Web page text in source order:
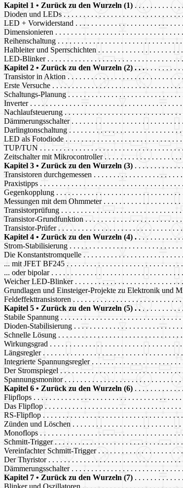
Kapitel 1 • Zurück zu den Wurzeln (1) . . . . . . . . . . . .
Dioden und LEDs . . . . . . . . . . . . . . . . . . . . . . . . . . . . . .
LED + Vorwiderstand . . . . . . . . . . . . . . . . . . . . . . . . . . .
Dimensionieren . . . . . . . . . . . . . . . . . . . . . . . . . . . . . . . .
Reihenschaltung . . . . . . . . . . . . . . . . . . . . . . . . . . . . . . .
Halbleiter und Sperrschichten . . . . . . . . . . . . . . . . . . . . .
LED-Blinker . . . . . . . . . . . . . . . . . . . . . . . . . . . . . . . . . .
Kapitel 2 • Zurück zu den Wurzeln (2) . . . . . . . . . . . .
Transistor in Aktion . . . . . . . . . . . . . . . . . . . . . . . . . . . . .
Erste Versuche . . . . . . . . . . . . . . . . . . . . . . . . . . . . . . . .
Schaltungs-Planung . . . . . . . . . . . . . . . . . . . . . . . . . . . .
Inverter . . . . . . . . . . . . . . . . . . . . . . . . . . . . . . . . . . . . . .
Nachlaufsteuerung . . . . . . . . . . . . . . . . . . . . . . . . . . . . .
Dämmerungsschalter . . . . . . . . . . . . . . . . . . . . . . . . . . .
Darlingtonschaltung . . . . . . . . . . . . . . . . . . . . . . . . . . . .
LED als Fotodiode . . . . . . . . . . . . . . . . . . . . . . . . . . . . .
TUP/TUN . . . . . . . . . . . . . . . . . . . . . . . . . . . . . . . . . . . .
Zeitschalter mit Mikrocontroller . . . . . . . . . . . . . . . . . . .
Kapitel 3 • Zurück zu den Wurzeln (3) . . . . . . . . . . . .
Transistoren durchgemessen . . . . . . . . . . . . . . . . . . . . .
Praxistipps . . . . . . . . . . . . . . . . . . . . . . . . . . . . . . . . . . .
Gegenkopplung . . . . . . . . . . . . . . . . . . . . . . . . . . . . . . .
Messungen mit dem Ohmmeter . . . . . . . . . . . . . . . . . . .
Transistorprüfung . . . . . . . . . . . . . . . . . . . . . . . . . . . . . .
Transistor-Grundfunktion . . . . . . . . . . . . . . . . . . . . . . . .
Transistor-Prüfer . . . . . . . . . . . . . . . . . . . . . . . . . . . . . . .
Kapitel 4 • Zurück zu den Wurzeln (4) . . . . . . . . . . . .
Strom-Stabilisierung . . . . . . . . . . . . . . . . . . . . . . . . . . . .
Die Konstantstromquelle . . . . . . . . . . . . . . . . . . . . . . . .
... mit JFET BF245 . . . . . . . . . . . . . . . . . . . . . . . . . . . . .
... oder bipolar . . . . . . . . . . . . . . . . . . . . . . . . . . . . . . . . .
Weicher LED-Blinker . . . . . . . . . . . . . . . . . . . . . . . . . . .
Grundlagen und Einsteiger-Projekte zu Elektronik und
Feldeffekttransistoren . . . . . . . . . . . . . . . . . . . . . . . . . . .
Kapitel 5 • Zurück zu den Wurzeln (5) . . . . . . . . . . . .
Stabile Spannung . . . . . . . . . . . . . . . . . . . . . . . . . . . . . .
Dioden-Stabilisierung . . . . . . . . . . . . . . . . . . . . . . . . . . .
Schnelle Lösung . . . . . . . . . . . . . . . . . . . . . . . . . . . . . . .
Wirkungsgrad . . . . . . . . . . . . . . . . . . . . . . . . . . . . . . . . .
Längsregler . . . . . . . . . . . . . . . . . . . . . . . . . . . . . . . . . . .
Integrierte Spannungsregler . . . . . . . . . . . . . . . . . . . . . .
Der Stromspiegel . . . . . . . . . . . . . . . . . . . . . . . . . . . . . .
Spannungsmonitor . . . . . . . . . . . . . . . . . . . . . . . . . . . . .
Kapitel 6 • Zurück zu den Wurzeln (6) . . . . . . . . . . . .
Flipflops . . . . . . . . . . . . . . . . . . . . . . . . . . . . . . . . . . . . .
Das Flipflop . . . . . . . . . . . . . . . . . . . . . . . . . . . . . . . . . .
RS-Flipflop . . . . . . . . . . . . . . . . . . . . . . . . . . . . . . . . . . .
Zünden und Löschen . . . . . . . . . . . . . . . . . . . . . . . . . . .
Monoflops . . . . . . . . . . . . . . . . . . . . . . . . . . . . . . . . . . . .
Schmitt-Trigger . . . . . . . . . . . . . . . . . . . . . . . . . . . . . . . .
Vereinfachter Schmitt-Trigger . . . . . . . . . . . . . . . . . . . . .
Der Thyristor . . . . . . . . . . . . . . . . . . . . . . . . . . . . . . . . .
Dämmerungsschalter . . . . . . . . . . . . . . . . . . . . . . . . . . . .
Kapitel 7 • Zurück zu den Wurzeln (7) . . . . . . . . . . . .
Blinker und Oszillatoren . . . . . . . . . . . . . . . . . . . . . . . . .